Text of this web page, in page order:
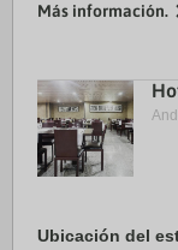
Estación de esquí
Más información.
Ubicación del